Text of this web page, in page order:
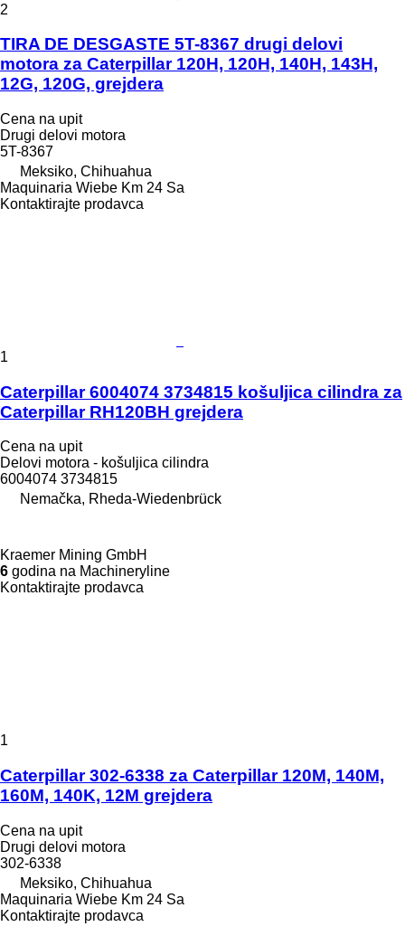
2
TIRA DE DESGASTE 5T-8367 drugi delovi
motora za Caterpillar 120H, 120H, 140H, 143H,
12G, 120G, grejdera
Cena na upit
Drugi delovi motora
5T-8367
Meksiko, Chihuahua
Maquinaria Wiebe Km 24 Sa
Kontaktirajte prodavca
1
Caterpillar 6004074 3734815 košuljica cilindra za
Caterpillar RH120BH grejdera
Cena na upit
Delovi motora - košuljica cilindra
6004074 3734815
Nemačka, Rheda-Wiedenbrück
Kraemer Mining GmbH
6 godina na Machineryline
Kontaktirajte prodavca
1
Caterpillar 302-6338 za Caterpillar 120M, 140M,
160M, 140K, 12M grejdera
Cena na upit
Drugi delovi motora
302-6338
Meksiko, Chihuahua
Maquinaria Wiebe Km 24 Sa
Kontaktirajte prodavca